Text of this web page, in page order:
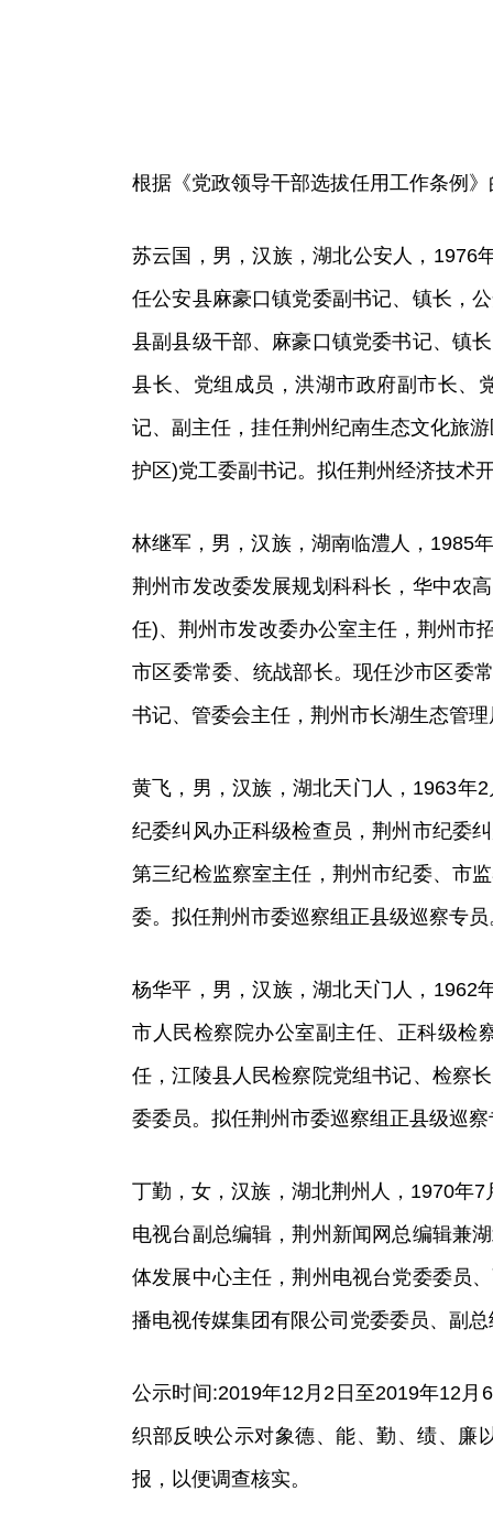
根据《党政领导干部选拔任用工作条例
苏云国，男，汉族，湖北公安人，1976
任公安县麻豪口镇党委副书记、镇长，
县副县级干部、麻豪口镇党委书记、镇
县长、党组成员，洪湖市政府副市长、
记、副主任，挂任荆州纪南生态文化旅
护区)党工委副书记。拟任荆州经济技术
林继军，男，汉族，湖南临澧人，1985
荆州市发改委发展规划科科长，华中农
任)、荆州市发改委办公室主任，荆州市
市区委常委、统战部长。现任沙市区委
书记、管委会主任，荆州市长湖生态管
黄飞，男，汉族，湖北天门人，1963年
纪委纠风办正科级检查员，荆州市纪委
第三纪检监察室主任，荆州市纪委、市
委。拟任荆州市委巡察组正县级巡察专员
杨华平，男，汉族，湖北天门人，1962
市人民检察院办公室副主任、正科级检
任，江陵县人民检察院党组书记、检察
委委员。拟任荆州市委巡察组正县级巡
丁勤，女，汉族，湖北荆州人，1970年
电视台副总编辑，荆州新闻网总编辑兼
体发展中心主任，荆州电视台党委委员
播电视传媒集团有限公司党委委员、副
公示时间:2019年12月2日至2019年12
织部反映公示对象德、能、勤、绩、廉
报，以便调查核实。